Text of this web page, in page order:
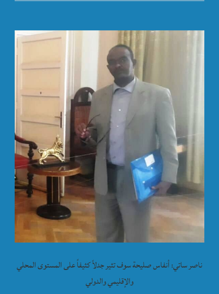
ناصر ساتي: أنفاس صليحة سوف تثير جدلاً كثيفاً على المستوى المحلي
والإقليمي والدولي